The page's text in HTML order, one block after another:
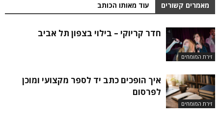
מאמרים קשורים עוד מאותו הכותב
זירת המומחים
חדר קריוקי – בילוי בצפון תל אביב
זירת המומחים
איך הופכים כתב יד לספר מקצועי ומוכן
לפרסום